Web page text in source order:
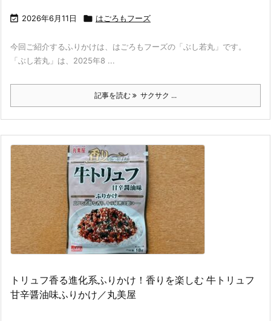
 2026年6月11日  はごろもフーズ
今回ご紹介するふりかけは、はごろもフーズの「ぶし若丸」です。
「ぶし若丸」は、2025年8 ...
記事を読む サクサク ...
トリュフ香る進化系ふりかけ！香りを楽しむ 牛トリュフ
甘辛醤油味ふりかけ／丸美屋